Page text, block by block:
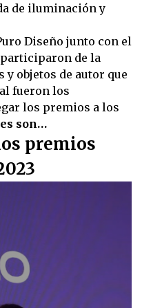
de iluminación y
Diseño junto con el
de la
y objetos de autor que
fueron los
los premios a los
son…
premios